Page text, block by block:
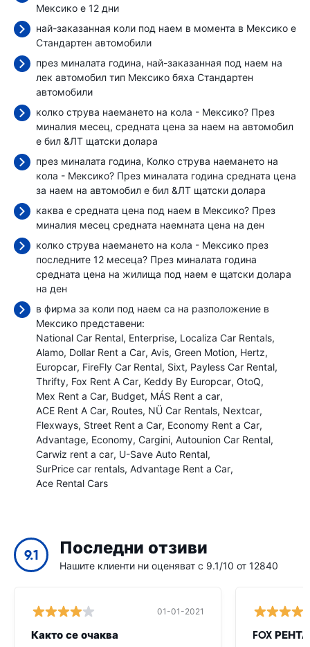
Мексико е 12 дни
най-заказанная коли под наем в момента в Мексико е
Стандартен автомобили
през миналата година, най-заказанная под наем на
лек автомобил тип Мексико бяха Стандартен
автомобили
колко струва наемането на кола - Мексико? През
миналия месец, средната цена за наем на автомобил
е бил &ЛТ щатски долара
през миналата година, Колко струва наемането на
кола - Мексико? През миналата година средната цена
за наем на автомобил е бил &ЛТ щатски долара
каква е средната цена под наем в Мексико? През
миналия месец средната наемната цена на ден
колко струва наемането на кола - Мексико през
последните 12 месеца? През миналата година
средната цена на жилища под наем е щатски долара
на ден
в фирма за коли под наем са на разположение в
Мексико представени:
National Car Rental Enterprise Localiza Car Rentals
Alamo Dollar Rent a Car Avis Green Motion Hertz
Europcar FireFly Car Rental Sixt Payless Car Rental
Thrifty Fox Rent A Car Keddy By Europcar OtoQ
Mex Rent a Car Budget MÁS Rent a car
ACE Rent A Car Routes NÜ Car Rentals Nextcar
Flexways Street Rent a Car Economy Rent a Car
Advantage Economy Cargini Autounion Car Rental
Carwiz rent a car U-Save Auto Rental
SurPrice car rentals Advantage Rent a Car
Ace Rental Cars
9.1 Последни отзиви
Нашите клиенти ни оценяват с 9.1/10 от 12840
01-01-2021
Както се очаква FOX